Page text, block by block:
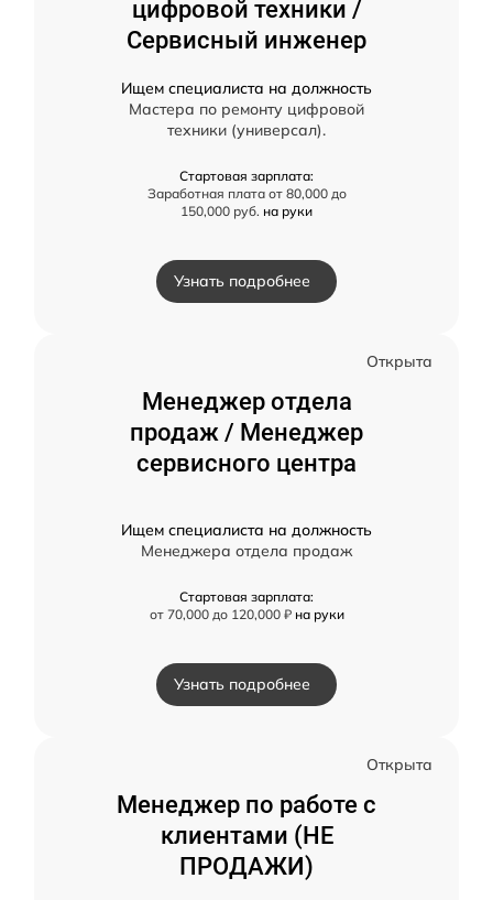
цифровой техники /
Сервисный инженер
Ищем специалиста на должность
Мастера по ремонту цифровой
техники (универсал).
Стартовая зарплата:
Заработная плата от 80,000 до
150,000 руб. на руки
Узнать подробнее
Открыта
Менеджер отдела
продаж / Менеджер
сервисного центра
Ищем специалиста на должность
Менеджера отдела продаж
Стартовая зарплата:
от 70,000 до 120,000 ₽ на руки
Узнать подробнее
Открыта
Менеджер по работе с
клиентами (НЕ
ПРОДАЖИ)